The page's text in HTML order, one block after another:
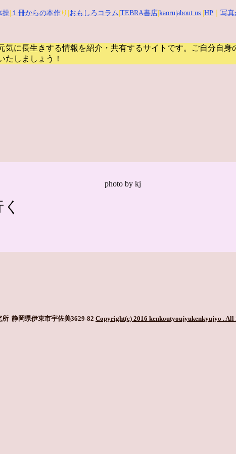
操 １冊からの本作 り| おもしろコラム TEBRA書店 kaoru |about us HP 写真
に長生きする情報を紹介・共有するサイトです。
ご自分自身
たしましょう！
photo by kj
静岡県伊東市宇佐美3629-82 Copyright(c) 2016 kenkoutyoujyukenkyujyo . All